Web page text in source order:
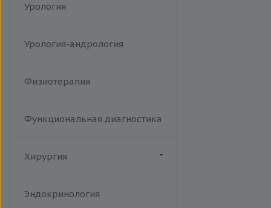
Урология
Урология-андрология
Физиотерапия
Функциональная диагностика
Хирургия
Эндокринология